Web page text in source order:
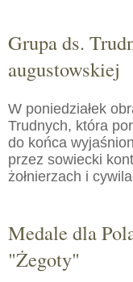
Grupa ds.
augustowskiej
W poniedziałek
Trudnych, która
do końca
przez sowiecki
żołnierzach i
Medale dla
"Żegoty"